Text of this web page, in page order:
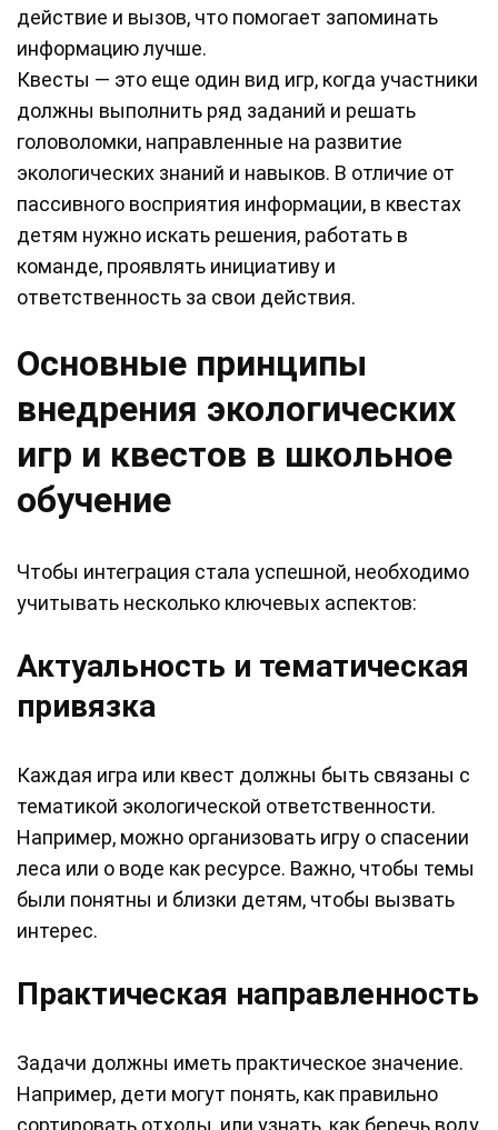
действие и вызов, что помогает запоминать
информацию лучше.
Квесты — это еще один вид игр, когда участники
должны выполнить ряд заданий и решать
головоломки, направленные на развитие
экологических знаний и навыков. В отличие от
пассивного восприятия информации, в квестах
детям нужно искать решения, работать в
команде, проявлять инициативу и
ответственность за свои действия.
Основные принципы
внедрения экологических
игр и квестов в школьное
обучение
Чтобы интеграция стала успешной, необходимо
учитывать несколько ключевых аспектов:
Актуальность и тематическая
привязка
Каждая игра или квест должны быть связаны с
тематикой экологической ответственности.
Например, можно организовать игру о спасении
леса или о воде как ресурсе. Важно, чтобы темы
были понятны и близки детям, чтобы вызвать
интерес.
Практическая направленность
Задачи должны иметь практическое значение.
Например, дети могут понять, как правильно